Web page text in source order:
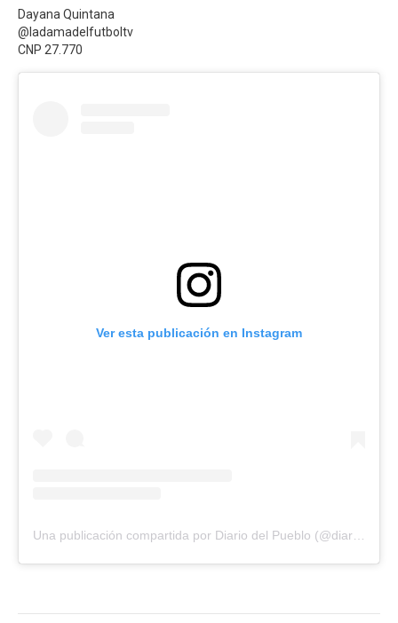
Dayana Quintana
@ladamadelfutboltv
CNP 27.770
Ver esta publicación en Instagram